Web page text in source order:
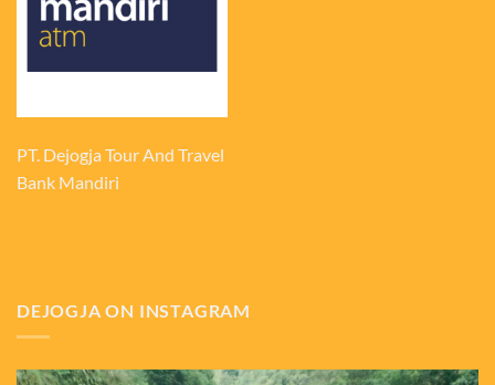
PT. Dejogja Tour And Travel
Bank Mandiri
DEJOGJA ON INSTAGRAM